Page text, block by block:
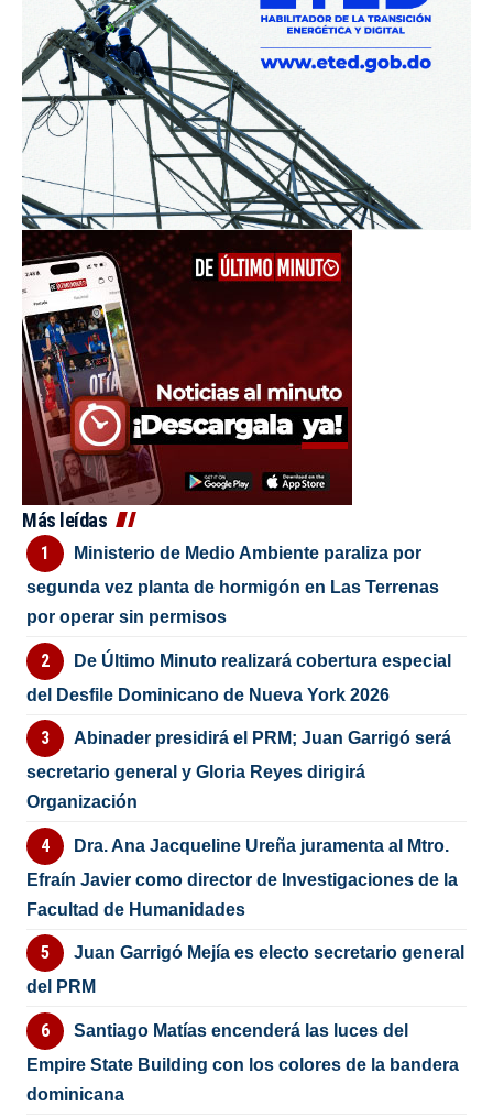
Más leídas
Ministerio de Medio Ambiente paraliza por
segunda vez planta de hormigón en Las Terrenas
por operar sin permisos
De Último Minuto realizará cobertura especial
del Desfile Dominicano de Nueva York 2026
Abinader presidirá el PRM; Juan Garrigó será
secretario general y Gloria Reyes dirigirá
Organización
Dra. Ana Jacqueline Ureña juramenta al Mtro.
Efraín Javier como director de Investigaciones de la
Facultad de Humanidades
Juan Garrigó Mejía es electo secretario general
del PRM
Santiago Matías encenderá las luces del
Empire State Building con los colores de la bandera
dominicana